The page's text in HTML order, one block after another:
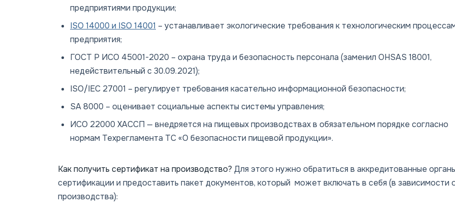
предприятиями продукции;
ISO 14000 и ISO 14001 – устанавливает экологические требования к технологическим
предприятия;
ГОСТ Р ИСО 45001-2020 – охрана труда и безопасность персонала (заменил OHSAS 18001,
недействительный с 30.09.2021);
ISO/IEC 27001 – регулирует требования касательно информационной безопасности;
SA 8000 – оценивает социальные аспекты системы управления;
ИСО 22000 ХАССП — внедряется на пищевых производствах в обязательном порядке согласно
нормам Техрегламента ТС «О безопасности пищевой продукции».
Как получить сертификат на производство? Для этого нужно обратиться в аккредитованные
сертификации и предоставить пакет документов, который может включать в себя (в зависимости
производства):